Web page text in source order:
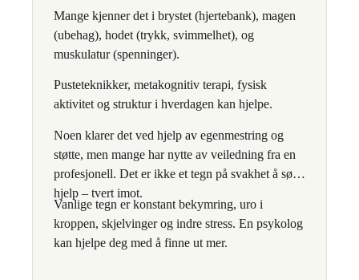
Mange kjenner det i brystet (hjertebank), magen
(ubehag), hodet (trykk, svimmelhet), og
muskulatur (spenninger).
Pusteteknikker, metakognitiv terapi, fysisk
aktivitet og struktur i hverdagen kan hjelpe.
Noen klarer det ved hjelp av egenmestring og
støtte, men mange har nytte av veiledning fra en
profesjonell. Det er ikke et tegn på svakhet å søke
hjelp – tvert imot.
Vanlige tegn er konstant bekymring, uro i
kroppen, skjelvinger og indre stress. En psykolog
kan hjelpe deg med å finne ut mer.